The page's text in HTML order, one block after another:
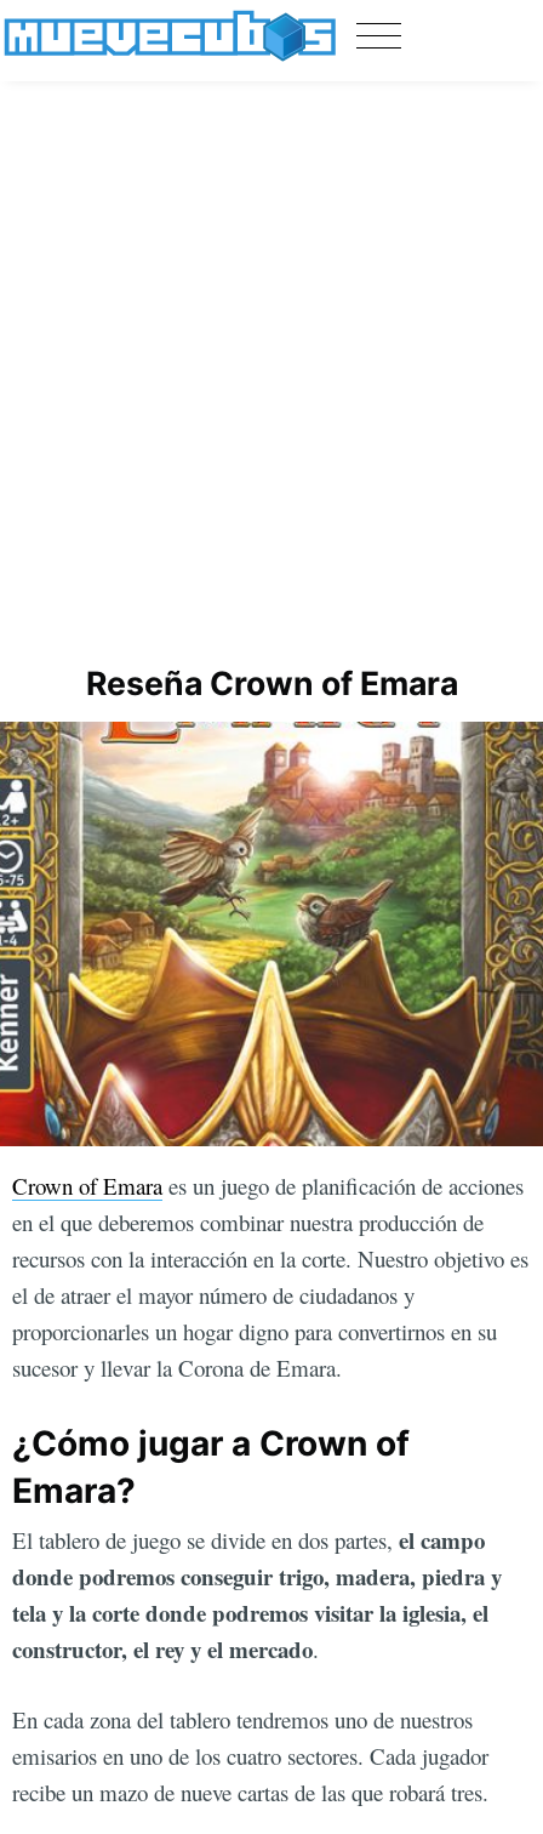
Reseña Crown of Emara
Crown of Emaraes un juego de planificación de acciones
en el que deberemos combinar nuestra producción de
recursos con la interacción en la corte. Nuestro objetivo es
el de atraer el mayor número de ciudadanos y
proporcionarles un hogar digno para convertirnos en su
sucesor y llevar la Corona de Emara.
¿Cómo jugar a Crown of
Emara?
El tablero de juego se divide en dos partes, el campo
donde podremos conseguir trigo, madera, piedra y
tela y la corte donde podremos visitar la iglesia, el
constructor, el rey y el mercado.
En cada zona del tablero tendremos uno de nuestros
emisarios en uno de los cuatro sectores. Cada jugador
recibe un mazo de nueve cartas de las que robará tres.